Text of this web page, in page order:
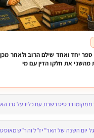
ספר יחד ואחד שילם הרוב ולאחר
מהשני את חלקו הדין עם מי
ממקומו בבסיס בשבת עם כליו על גבו
יום השנה של האר”י ז”ל והר”ש